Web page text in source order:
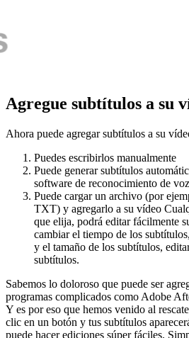
Agregue subtítulos a su
Ahora puede agregar subtítulos a su
Puedes escribirlos manualmente
Puede generar subtítulos
software de reconocimiento de
Puede cargar un archivo (por
TXT) y agregarlo a su vídeo
que elija, podrá editar fácilmente
cambiar el tiempo de los
y el tamaño de los subtítulos,
subtítulos.
Sabemos lo doloroso que puede ser
programas complicados como Adobe
Y es por eso que hemos venido al
clic en un botón y tus subtítulos
puede hacer ediciones súper fáciles.